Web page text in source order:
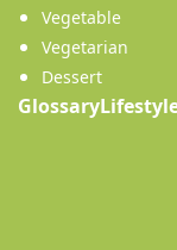
Vegetable
Vegetarian
Dessert
Glossary